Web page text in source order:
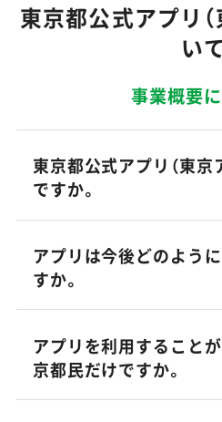
東京都公式アプリ
い
事業概要
東京都公式アプリ（東京
ですか。
アプリは今後どのよう
すか。
アプリを利用すること
京都民だけですか。